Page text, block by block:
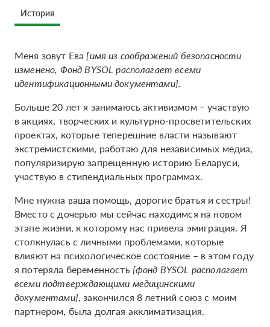
История
Меня зовут Ева [имя из соображений безопасности
изменено, Фонд BYSOL располагает всеми
идентификационными документами].
Больше 20 лет я занимаюсь активизмом – участвую
в акциях, творческих и культурно-просветительских
проектах, которые теперешние власти называют
экстремистскими, работаю для независимых медиа,
популяризирую запрещенную историю Беларуси,
участвую в стипендиальных программах.
Мне нужна ваша помощь, дорогие братья и сестры!
Вместо с дочерью мы сейчас находимся на новом
этапе жизни, к которому нас привела эмиграция. Я
столкнулась с личными проблемами, которые
влияют на психологическое состояние – в этом году
я потеряла беременность[фонд BYSOL располагает
всеми подтверждающими медицинскими
документами], закончился 8 летний союз с моим
партнером, была долгая акклиматизация.